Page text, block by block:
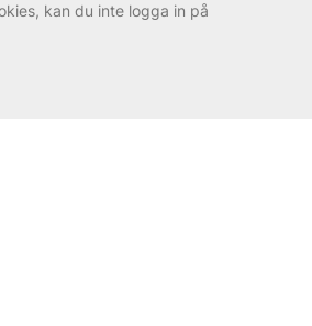
kan du inte logga in på